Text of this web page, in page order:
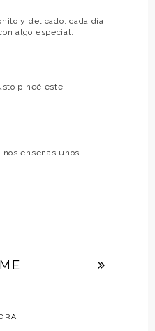
y delicado, cada día
algo especial.
pineé este
enseñas unos